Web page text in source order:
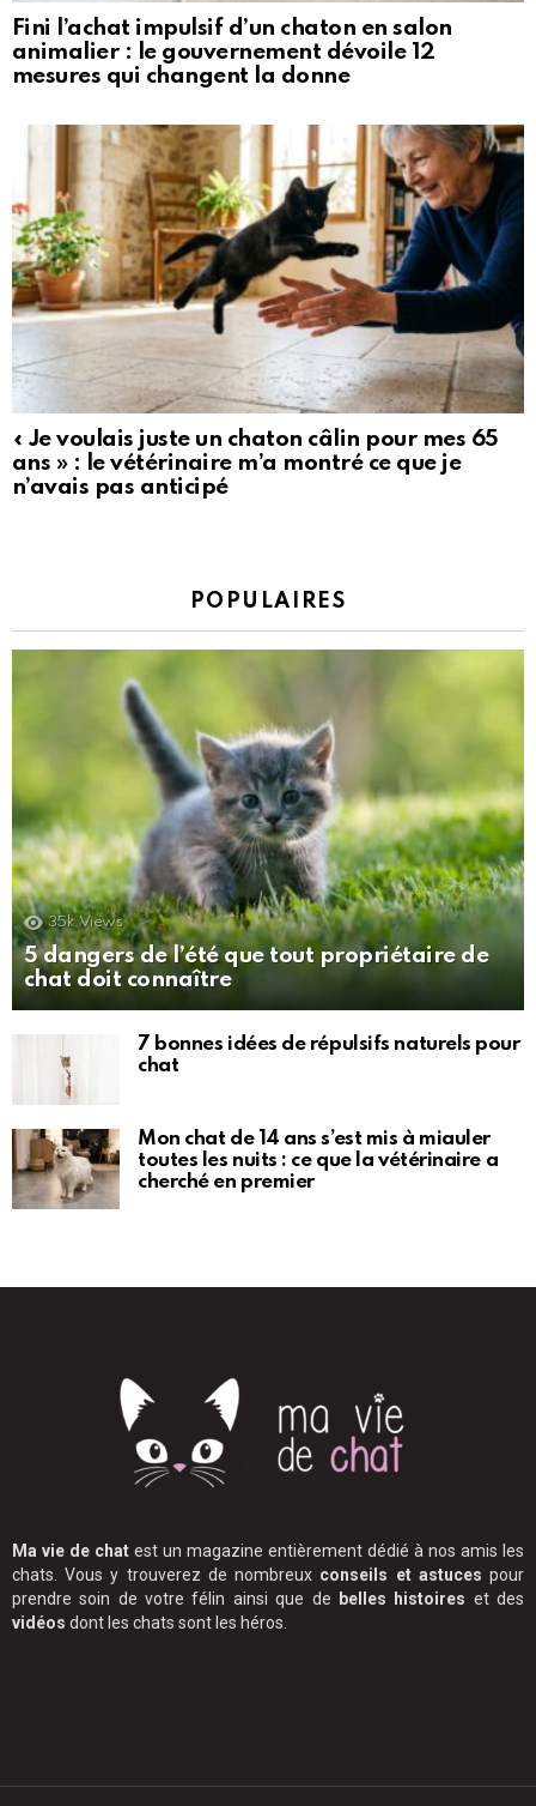
Fini l’achat impulsif d’un chaton en salon
animalier : le gouvernement dévoile 12
mesures qui changent la donne
« Je voulais juste un chaton câlin pour mes 65
ans » : le vétérinaire m’a montré ce que je
n’avais pas anticipé
POPULAIRES
35k Views
5 dangers de l’été que tout propriétaire de
chat doit connaître
7 bonnes idées de répulsifs naturels pour
chat
Mon chat de 14 ans s’est mis à miauler
toutes les nuits : ce que la vétérinaire a
cherché en premier
Ma vie de chat est un magazine entièrement dédié à nos amis les
chats. Vous y trouverez de nombreux conseils et astuces pour
prendre soin de votre félin ainsi que de belles histoires et des
vidéos dont les chats sont les héros.